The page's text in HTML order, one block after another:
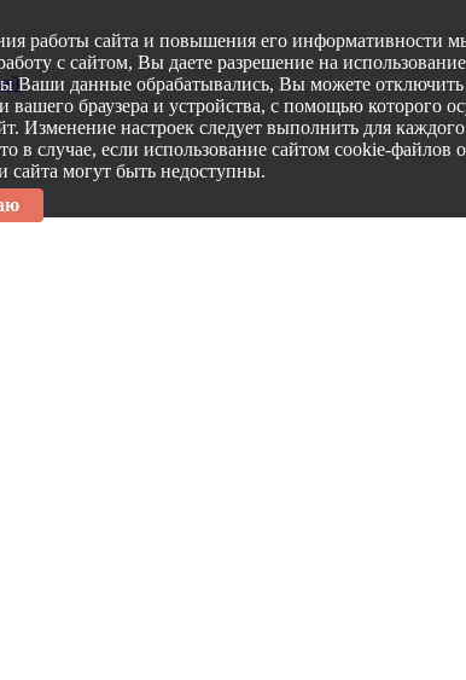
работы сайта и повышения его информативности
с сайтом, Вы даете разрешение на
Ваши данные обрабатывались, Вы можете
вашего браузера и устройства, с помощью которого
Изменение настроек следует выполнить для
в случае, если использование сайтом cookie-файлов
сайта могут быть недоступны.